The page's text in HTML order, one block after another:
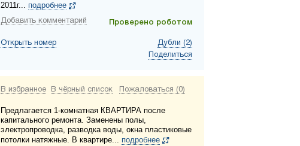
2011г... подробнее
Проверено роботом
Добавить комментарий
Открыть номер
Дубли (2)
Поделиться
В избранное В чёрный список Пожаловаться (0)
Предлагается 1-комнатная КВАРТИРА после
капитального ремонта. Заменены полы,
электропроводка, разводка воды, окна пластиковые
потолки натяжные. В квартире... подробнее